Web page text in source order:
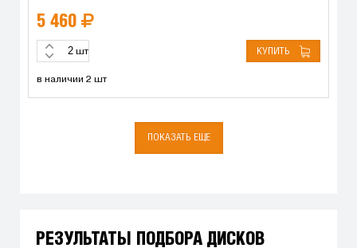
5 460
шт КУПИТЬ
в наличии 2 шт
ПОКАЗАТЬ ЕЩЕ
РЕЗУЛЬТАТЫ ПОДБОРА ДИСКОВ